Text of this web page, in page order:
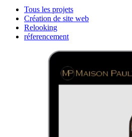
Tous les projets
Création de site web
Relooking
réferencement